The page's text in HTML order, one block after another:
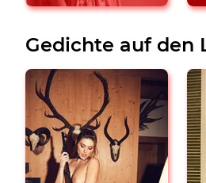
Gedichte auf den